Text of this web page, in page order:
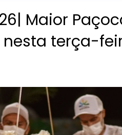
Maior
terça-